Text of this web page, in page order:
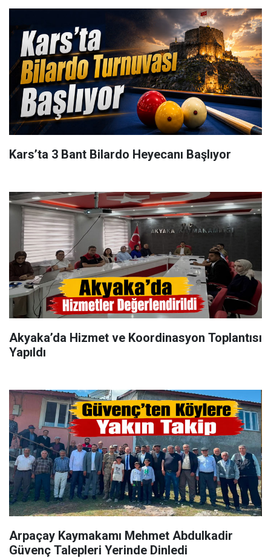
Kars’ta 3 Bant Bilardo Heyecanı Başlıyor
Akyaka’da Hizmet ve Koordinasyon Toplantısı
Yapıldı
Arpaçay Kaymakamı Mehmet Abdulkadir
Güvenç Talepleri Yerinde Dinledi